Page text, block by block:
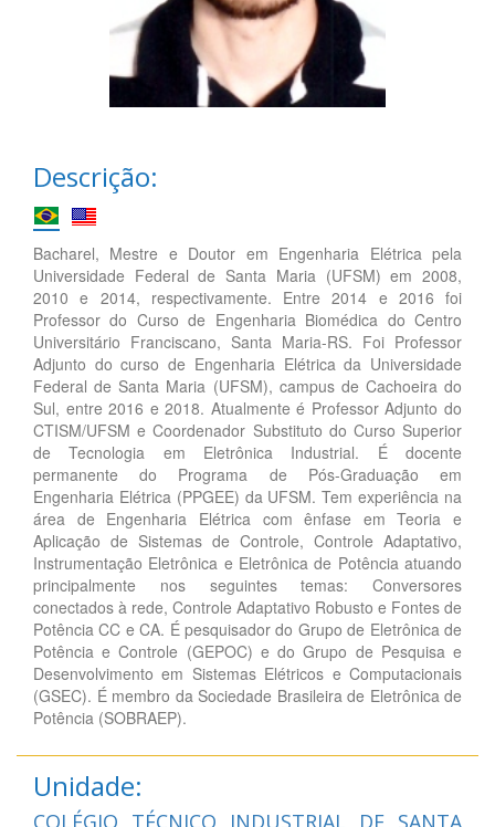
Descrição:
Bacharel, Mestre e Doutor em Engenharia Elétrica pela
Universidade Federal de Santa Maria (UFSM) em 2008,
2010 e 2014, respectivamente. Entre 2014 e 2016 foi
Professor do Curso de Engenharia Biomédica do Centro
Universitário Franciscano, Santa Maria-RS. Foi Professor
Adjunto do curso de Engenharia Elétrica da Universidade
Federal de Santa Maria (UFSM), campus de Cachoeira do
Sul, entre 2016 e 2018. Atualmente é Professor Adjunto do
CTISM/UFSM e Coordenador Substituto do Curso Superior
de Tecnologia em Eletrônica Industrial. É docente
permanente do Programa de Pós-Graduação em
Engenharia Elétrica (PPGEE) da UFSM. Tem experiência na
área de Engenharia Elétrica com ênfase em Teoria e
Aplicação de Sistemas de Controle, Controle Adaptativo,
Instrumentação Eletrônica e Eletrônica de Potência atuando
principalmente nos seguintes temas: Conversores
conectados à rede, Controle Adaptativo Robusto e Fontes de
Potência CC e CA. É pesquisador do Grupo de Eletrônica de
Potência e Controle (GEPOC) e do Grupo de Pesquisa e
Desenvolvimento em Sistemas Elétricos e Computacionais
(GSEC). É membro da Sociedade Brasileira de Eletrônica de
Potência (SOBRAEP).
Unidade:
COLÉGIO TÉCNICO INDUSTRIAL DE SANTA